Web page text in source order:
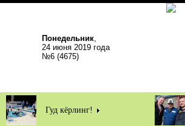
Понедельник,
24 июня 2019 года
№6 (4675)
Гуд кёрлинг!